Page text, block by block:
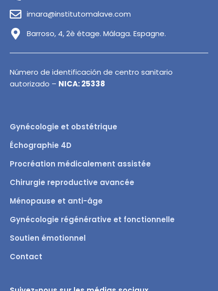
imara@institutomalave.com
Barroso, 4, 2è étage. Málaga. Espagne.
Número de identificación de centro sanitario
autorizado – NICA: 25338
Gynécologie et obstétrique
Échographie 4D
Procréation médicalement assistée
Chirurgie reproductive avancée
Ménopause et anti-âge
Gynécologie régénérative et fonctionnelle
Soutien émotionnel
Contact